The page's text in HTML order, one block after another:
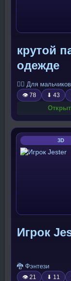
крутой
одежде
🧍‍♂️ Для мальчиков
👁 78 ⬇ 43
3D
Игрок
🐉 Фэнтези
👁 21 ⬇ 11